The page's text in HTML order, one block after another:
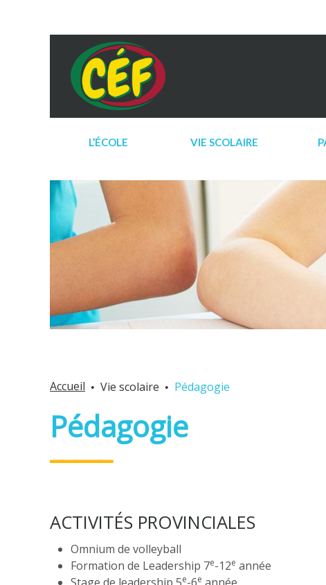
L’ÉCOLE VIE SCOLAIRE
Accueil Vie scolaire Pédagogie
Pédagogie
ACTIVITÉS PROVINCIALES
Omnium de volleyball
Formation de Leadership 7e-12e année
e e